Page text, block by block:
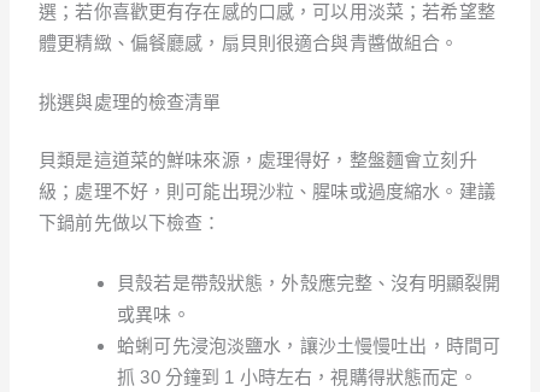
選；若你喜歡更有存在感的口感，可以用淡菜；若希望整
體更精緻、偏餐廳感，扇貝則很適合與青醬做組合。
挑選與處理的檢查清單
貝類是這道菜的鮮味來源，處理得好，整盤麵會立刻升
級；處理不好，則可能出現沙粒、腥味或過度縮水。建議
下鍋前先做以下檢查：
貝殼若是帶殼狀態，外殼應完整、沒有明顯裂開
或異味。
蛤蜊可先浸泡淡鹽水，讓沙土慢慢吐出，時間可
抓 30 分鐘到 1 小時左右，視購得狀態而定。